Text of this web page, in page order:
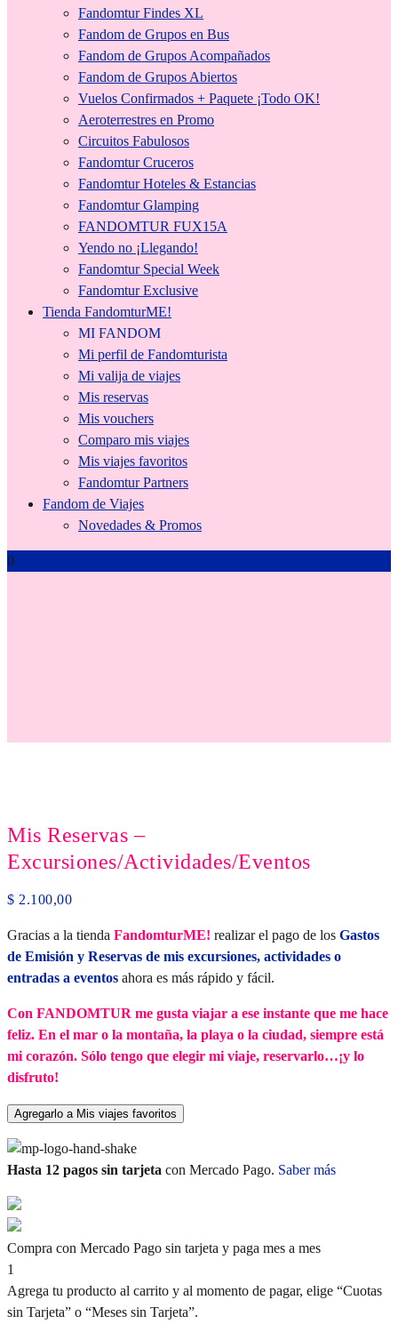
Fandomtur Findes XL
Fandom de Grupos en Bus
Fandom de Grupos Acompañados
Fandom de Grupos Abiertos
Vuelos Confirmados + Paquete ¡Todo OK!
Aeroterrestres en Promo
Circuitos Fabulosos
Fandomtur Cruceros
Fandomtur Hoteles & Estancias
Fandomtur Glamping
FANDOMTUR FUX15A
Yendo no ¡Llegando!
Fandomtur Special Week
Fandomtur Exclusive
Tienda FandomturME!
MI FANDOM
Mi perfil de Fandomturista
Mi valija de viajes
Mis reservas
Mis vouchers
Comparo mis viajes
Mis viajes favoritos
Fandomtur Partners
Fandom de Viajes
Novedades & Promos
0
Mis Reservas –
Excursiones/Actividades/Eventos
$ 2.100,00
Gracias a la tienda FandomturME! realizar el pago de los Gastos
de Emisión y Reservas de mis excursiones, actividades o
entradas a eventos ahora es más rápido y fácil.
Con FANDOMTUR me gusta viajar a ese instante que me hace
feliz. En el mar o la montaña, la playa o la ciudad, siempre está
mi corazón. Sólo tengo que elegir mi viaje, reservarlo…¡y lo
disfruto!
Agregarlo a Mis viajes favoritos
Hasta 12 pagos sin tarjeta con Mercado Pago. Saber más
Compra con Mercado Pago sin tarjeta y paga mes a mes
1
Agrega tu producto al carrito y al momento de pagar, elige “Cuotas
sin Tarjeta” o “Meses sin Tarjeta”.